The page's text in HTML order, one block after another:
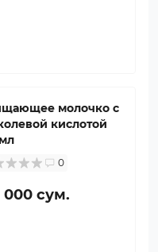
молочко с
кислотой
0
000 сум.